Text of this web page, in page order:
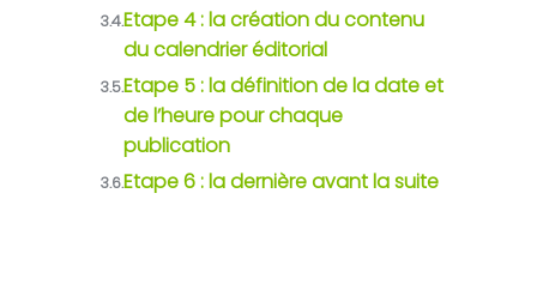
3.4.Etape 4 : la création du contenu
du calendrier éditorial
3.5.Etape 5 : la définition de la date et
de l’heure pour chaque
publication
3.6.Etape 6 : la dernière avant la suite